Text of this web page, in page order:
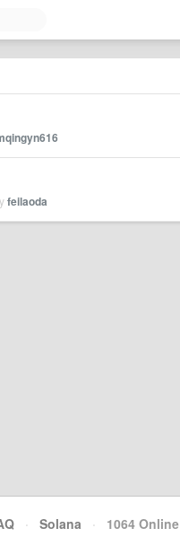
feilaoda
· Solana · 1064 Online